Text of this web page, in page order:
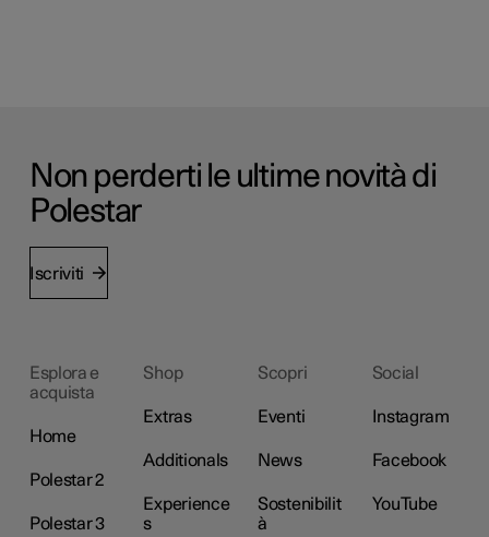
Non perderti le ultime novità di
Polestar
Iscriviti
Esplora e
acquista
Home
Polestar 2
Polestar 3
Shop
Extras
Additionals
Experience
s
Scopri
Eventi
News
Sostenibilit
à
Social
Instagram
Facebook
YouTube